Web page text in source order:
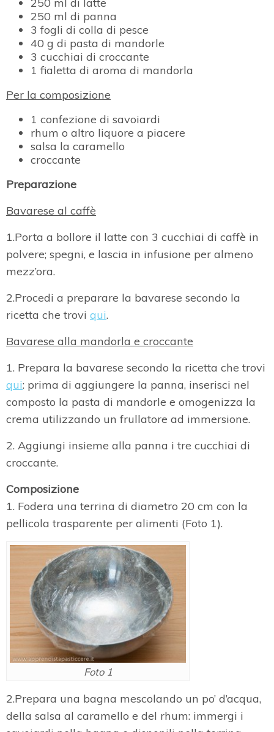
250 ml di panna
3 fogli di colla di pesce
40 g di pasta di mandorle
3 cucchiai di croccante
1 fialetta di aroma di mandorla
Per la composizione
1 confezione di savoiardi
rhum o altro liquore a piacere
salsa la caramello
croccante
Preparazione
Bavarese al caffè
1.Porta a bollore il latte con 3 cucchiai di caffè in
polvere; spegni, e lascia in infusione per almeno
mezz’ora.
2.Procedi a preparare la bavarese secondo la
ricetta che trovi qui.
Bavarese alla mandorla e croccante
1. Prepara la bavarese secondo la ricetta che trovi
qui: prima di aggiungere la panna, inserisci nel
composto la pasta di mandorle e omogenizza la
crema utilizzando un frullatore ad immersione.
2. Aggiungi insieme alla panna i tre cucchiai di
croccante.
Composizione
1. Fodera una terrina di diametro 20 cm con la
pellicola trasparente per alimenti (Foto 1).
Foto 1
2.Prepara una bagna mescolando un po’ d’acqua,
della salsa al caramello e del rhum: immergi i